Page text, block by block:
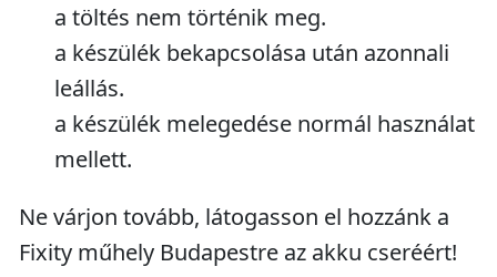
a töltés nem történik meg.
a készülék bekapcsolása után azonnali
leállás.
a készülék melegedése normál használat
mellett.
Ne várjon tovább, látogasson el hozzánk a
Fixity műhely Budapestre az akku cseréért!